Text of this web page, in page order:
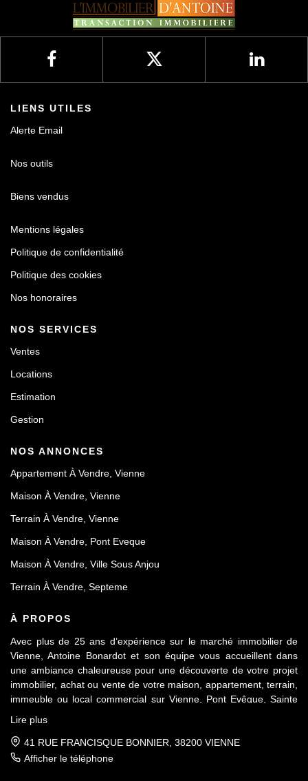
LIENS UTILES
Alerte Email
Nos outils
Biens vendus
Mentions légales
Politique de confidentialité
Politique des cookies
Nos honoraires
NOS SERVICES
Ventes
Locations
Estimation
Gestion
NOS ANNONCES
Appartement À Vendre, Vienne
Maison À Vendre, Vienne
Terrain À Vendre, Vienne
Maison À Vendre, Pont Eveque
Maison À Vendre, Ville Sous Anjou
Terrain À Vendre, Septeme
À PROPOS
Avec plus de 25 ans d’expérience sur le marché immobilier de
Vienne, Antoine Bonardot et son équipe vous accueillent dans
une ambiance chaleureuse pour une découverte de votre projet
immobilier, achat ou vente de votre maison, appartement, terrain,
immeuble ou local commercial sur Vienne, Pont Evêque, Sainte
Colombe, Seyssuel et l’agglomération viennoise. Attachée au
respect déontologique de notre profession, notre équipe vous
accompagne de A à Z, dans la confiance mutuelle, pour une
parfaite réussite de votre projet.
Lire plus
41 RUE FRANCISQUE BONNIER, 38200 VIENNE
Afficher le téléphone